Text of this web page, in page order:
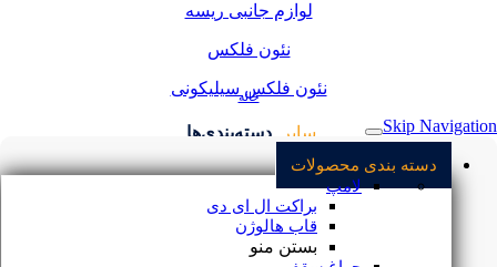
لوازم جانبی ریسه
نئون فلکس
نئون فلکس سیلیکونی
سایر دسته‌بندی‌ها
نور و روشنایی
مجله الکتروشید
خانه
Skip Navigation
دسته بندی محصولات
لامپ
براکت ال ای دی
قاب هالوژن
بستن منو